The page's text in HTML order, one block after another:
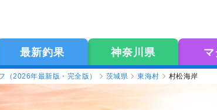
最新釣果 神奈川県 マ
（2026年最新版・完全版） 茨城県 東海村 村松海岸